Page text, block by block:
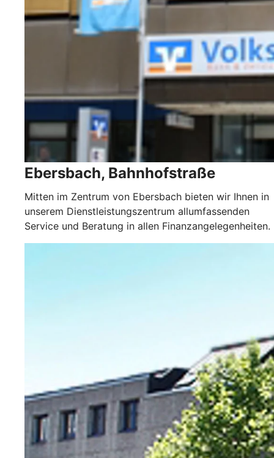
Ebersbach, Bahnhofstraße
Mitten im Zentrum von Ebersbach bieten wir Ihnen in
unserem Dienstleistungszentrum allumfassenden
Service und Beratung in allen Finanzangelegenheiten.